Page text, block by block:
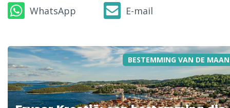
WhatsApp
E-mail
BESTEMMING VAN DE